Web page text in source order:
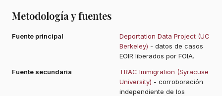
Metodología y fuentes
Fuente principal
Deportation Data Project (UC
Berkeley) - datos de casos
EOIR liberados por FOIA.
Fuente secundaria
TRAC Immigration (Syracuse
University) - corroboración
independiente de los